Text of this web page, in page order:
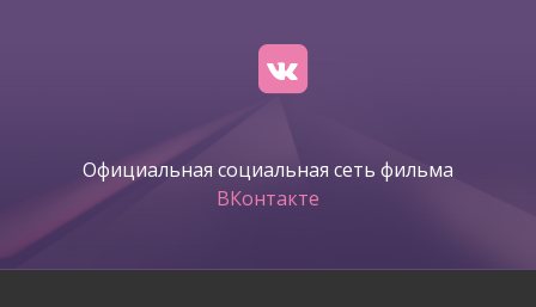
Официальная социальная сеть фильма
ВКонтакте